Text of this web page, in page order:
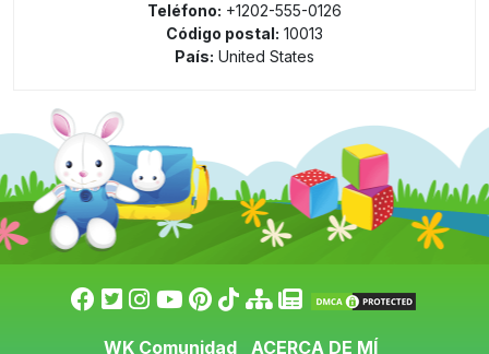
Teléfono: +1202-555-0126
Código postal: 10013
País: United States
WK Comunidad ACERCA DE MÍ